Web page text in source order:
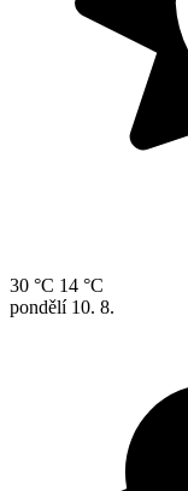
30 °C 14 °C
pondělí 10. 8.